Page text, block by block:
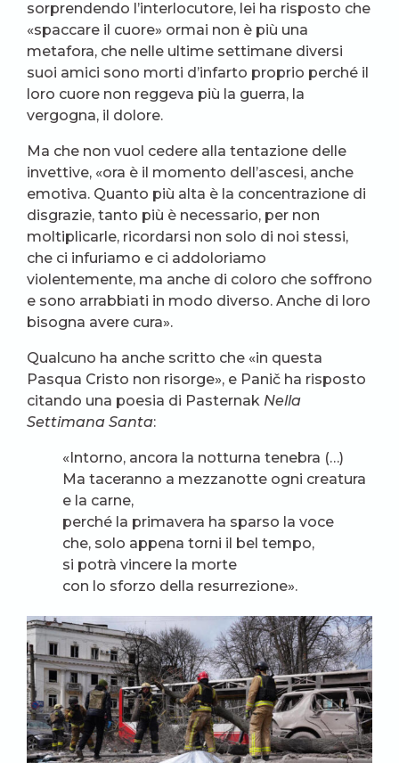
sorprendendo l’interlocutore, lei ha risposto che
«spaccare il cuore» ormai non è più una
metafora, che nelle ultime settimane diversi
suoi amici sono morti d’infarto proprio perché il
loro cuore non reggeva più la guerra, la
vergogna, il dolore.
Ma che non vuol cedere alla tentazione delle
invettive, «ora è il momento dell’ascesi, anche
emotiva. Quanto più alta è la concentrazione di
disgrazie, tanto più è necessario, per non
moltiplicarle, ricordarsi non solo di noi stessi,
che ci infuriamo e ci addoloriamo
violentemente, ma anche di coloro che soffrono
e sono arrabbiati in modo diverso. Anche di loro
bisogna avere cura».
Qualcuno ha anche scritto che «in questa
Pasqua Cristo non risorge», e Panič ha risposto
citando una poesia di Pasternak Nella
Settimana Santa:
«Intorno, ancora la notturna tenebra (…)
Ma taceranno a mezzanotte ogni creatura
e la carne,
perché la primavera ha sparso la voce
che, solo appena torni il bel tempo,
si potrà vincere la morte
con lo sforzo della resurrezione».